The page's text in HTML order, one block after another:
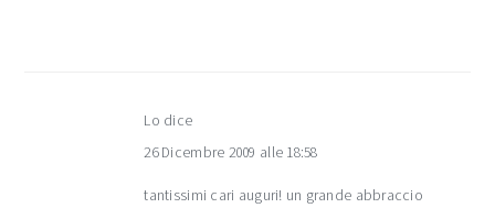
Lo dice
26 Dicembre 2009 alle 18:58
tantissimi cari auguri! un grande abbraccio